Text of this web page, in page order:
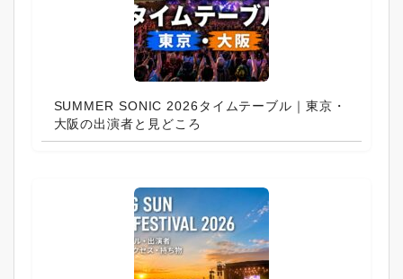
SUMMER SONIC 2026タイムテーブル｜東京・
大阪の出演者と見どころ